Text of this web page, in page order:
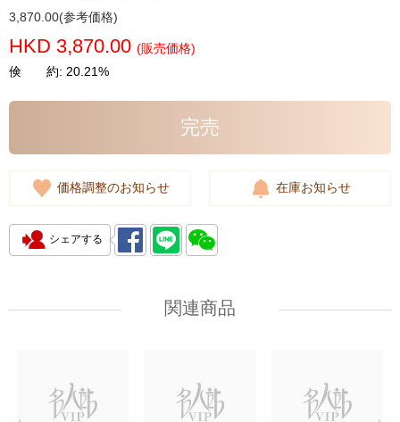
3,870.00(参考価格)
HKD 3,870.00 (販売価格)
倹 約: 20.21%
完売
価格調整のお知らせ 在庫お知らせ
シェアする
関連商品